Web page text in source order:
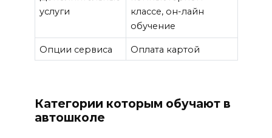
услуги
классе, он-лайн
обучение
Опции сервиса Оплата картой
Категории которым обучают в
автошколе